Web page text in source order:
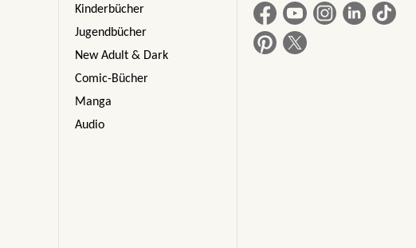
Kinderbücher
Jugendbücher
New Adult & Dark
Comic-Bücher
Manga
Audio